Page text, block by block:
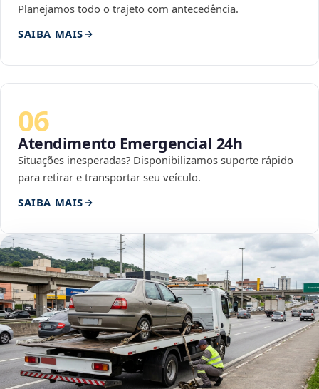
Planejamos todo o trajeto com antecedência.
SAIBA MAIS
06
Atendimento Emergencial 24h
Situações inesperadas? Disponibilizamos suporte rápido
para retirar e transportar seu veículo.
SAIBA MAIS